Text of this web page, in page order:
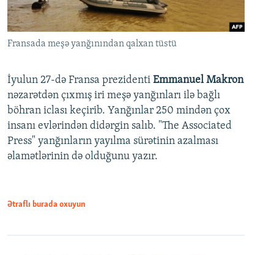
Fransada meşə yanğınından qalxan tüstü
İyulun 27-də Fransa prezidenti Emmanuel Makron
nəzarətdən çıxmış iri meşə yanğınları ilə bağlı
böhran iclası keçirib. Yanğınlar 250 mindən çox
insanı evlərindən didərgin salıb. "The Associated
Press" yanğınların yayılma sürətinin azalması
əlamətlərinin də olduğunu yazır.
Ətraflı burada oxuyun